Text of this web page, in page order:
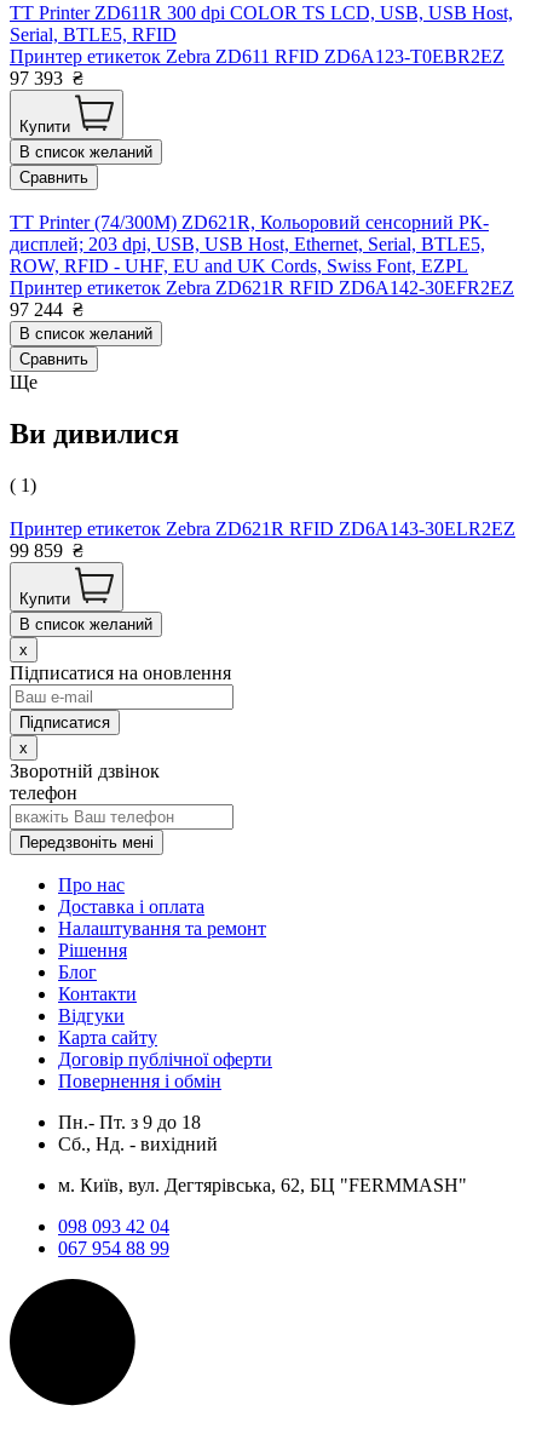
TT Printer ZD611R 300 dpi COLOR TS LCD, USB, USB Host,
Serial, BTLE5, RFID
Принтер етикеток Zebra ZD611 RFID ZD6A123-T0EBR2EZ
97 393 ₴
Купити
В список желаний
Сравнить
TT Printer (74/300M) ZD621R, Кольоровий сенсорний РК-
дисплей; 203 dpi, USB, USB Host, Ethernet, Serial, BTLE5,
ROW, RFID - UHF, EU and UK Cords, Swiss Font, EZPL
Принтер етикеток Zebra ZD621R RFID ZD6A142-30EFR2EZ
97 244 ₴
В список желаний
Сравнить
Ще
Ви дивилися
( 1)
Принтер етикеток Zebra ZD621R RFID ZD6A143-30ELR2EZ
99 859 ₴
Купити
В список желаний
x
Підписатися на оновлення
x
Зворотній дзвінок
телефон
Передзвоніть мені
Про нас
Доставка і оплата
Налаштування та ремонт
Рішення
Блог
Контакти
Відгуки
Карта сайту
Договір публічної оферти
Повернення і обмін
Пн.- Пт. з 9 до 18
Сб., Нд. - вихідний
м. Київ, вул. Дегтярівська, 62, БЦ "FERMMASH"
098 093 42 04
067 954 88 99